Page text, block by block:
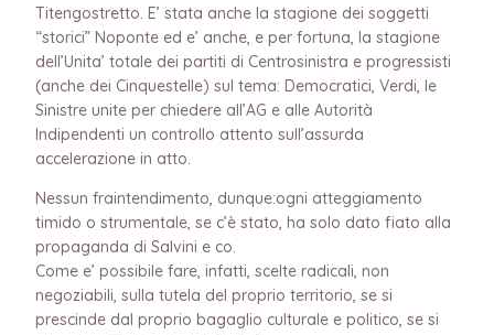
Titengostretto. E’ stata anche la stagione dei soggetti
“storici” Noponte ed e’ anche, e per fortuna, la stagione
dell’Unita’ totale dei partiti di Centrosinistra e progressisti
(anche dei Cinquestelle) sul tema: Democratici, Verdi, le
Sinistre unite per chiedere all’AG e alle Autorità
Indipendenti un controllo attento sull’assurda
accelerazione in atto.
Nessun fraintendimento, dunque:ogni atteggiamento
timido o strumentale, se c’è stato, ha solo dato fiato alla
propaganda di Salvini e co.
Come e’ possibile fare, infatti, scelte radicali, non
negoziabili, sulla tutela del proprio territorio, se si
prescinde dal proprio bagaglio culturale e politico, se si